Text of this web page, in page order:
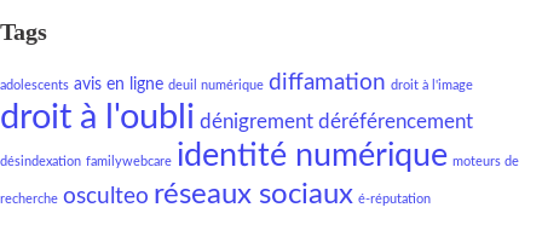
Tags
adolescents avis en ligne deuil numérique diffamation droit à l'image
droit à l'oubli dénigrement déréférencement
désindexation familywebcare identité numérique moteurs de
recherche osculteo réseaux sociaux é-réputation